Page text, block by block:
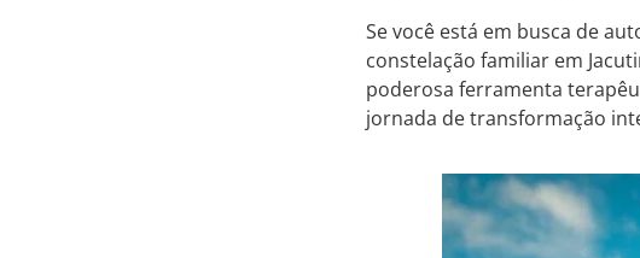
Se você está em busca de
constelação familiar em
poderosa ferramenta
jornada de transformação